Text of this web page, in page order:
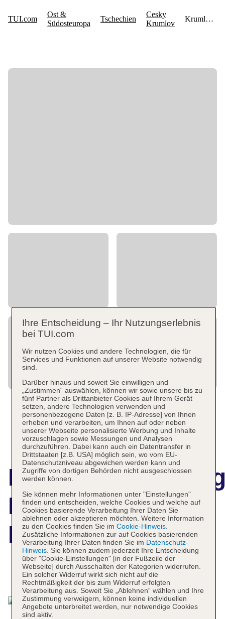
Krumlovská
Pohádka
Das bietet Ihre Unterkunft
Ihre Entscheidung – Ihr Nutzungserlebnis
bei TUI.com
Wir nutzen Cookies und andere Technologien, die für
Services und Funktionen auf unserer Website notwendig
sind.
Darüber hinaus und soweit Sie einwilligen und
„Zustimmen“ auswählen, können wir sowie unsere bis zu
fünf Partner als Drittanbieter Cookies auf Ihrem Gerät
setzen, andere Technologien verwenden und
personenbezogene Daten [z. B. IP-Adresse] von Ihnen
erheben und verarbeiten, um Ihnen auf oder neben
unserer Webseite personalisierte Werbung und Inhalte
vorzuschlagen sowie Messungen und Analysen
durchzuführen. Dabei kann auch ein Datentransfer in
Drittstaaten [z.B. USA] möglich sein, wo vom EU-
Datenschutzniveau abgewichen werden kann und
Zugriffe von dortigen Behörden nicht ausgeschlossen
werden können.
Sie können mehr Informationen unter "Einstellungen"
finden und entscheiden, welche Cookies und welche auf
Cookies basierende Verarbeitung Ihrer Daten Sie
ablehnen oder akzeptieren möchten. Weitere Information
zu den Cookies finden Sie im Cookie-Hinweis.
Zusätzliche Informationen zur auf Cookies basierenden
Verarbeitung Ihrer Daten finden Sie im Datenschutz-
Hinweis. Sie können zudem jederzeit Ihre Entscheidung
über "Cookie-Einstellungen" [in der Fußzeile der
Webseite] durch Ausschalten der Kategorien widerrufen.
Ein solcher Widerruf wirkt sich nicht auf die
Rechtmäßigkeit der bis zum Widerruf erfolgten
Verarbeitung aus. Soweit Sie „Ablehnen“ wählen und Ihre
Zustimmung verweigern, können keine individuellen
Angebote unterbreitet werden, nur notwendige Cookies
sind aktiv.